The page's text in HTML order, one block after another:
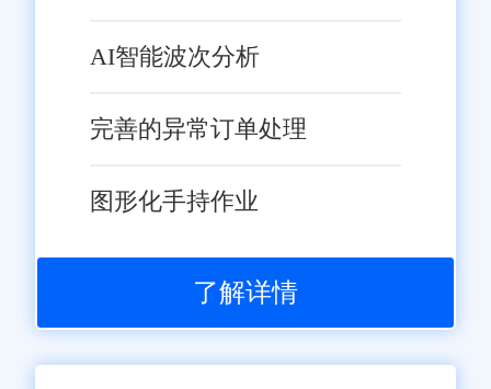
AI智能波次分析
完善的异常订单处理
图形化手持作业
了解详情